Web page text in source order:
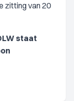
zitting van 20
staat